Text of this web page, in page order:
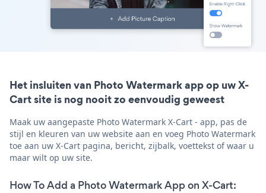
Het insluiten van Photo Watermark app op uw X-
Cart site is nog nooit zo eenvoudig geweest
Maak uw aangepaste Photo Watermark X-Cart - app, pas de
stijl en kleuren van uw website aan en voeg Photo Watermark
toe aan uw X-Cart pagina, bericht, zijbalk, voettekst of waar u
maar wilt op uw site.
How To Add a Photo Watermark App on X-Cart: